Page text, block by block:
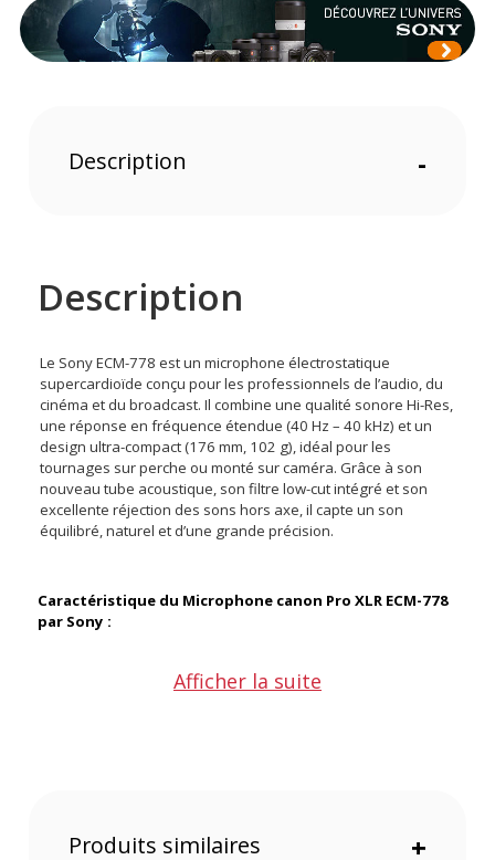
Description -
Description
Le Sony ECM-778 est un microphone électrostatique
supercardioïde conçu pour les professionnels de l’audio, du
cinéma et du broadcast. Il combine une qualité sonore Hi-Res,
une réponse en fréquence étendue (40 Hz – 40 kHz) et un
design ultra-compact (176 mm, 102 g), idéal pour les
tournages sur perche ou monté sur caméra. Grâce à son
nouveau tube acoustique, son filtre low-cut intégré et son
excellente réjection des sons hors axe, il capte un son
équilibré, naturel et d’une grande précision.
Caractéristique du Microphone canon Pro XLR ECM-778
par Sony :
• Électret à condensateurAfficher la suite
Produits similaires +